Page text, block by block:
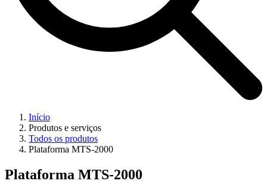
Início
Produtos e serviços
Todos os produtos
Plataforma MTS-2000
Plataforma MTS-2000